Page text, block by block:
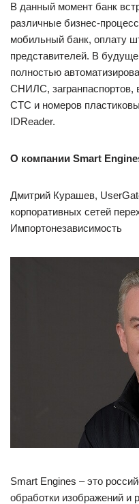
В данный момент банк
различные бизнес-
мобильный банк, оплату
представителей. В
полностью
СНИЛС, загранпаспортов,
СТС и номеров
IDReader.
О компании Smart
Дмитрий Курашев,
корпоративных сетей
Импортонезависимость
Smart Engines – это
обработки изображений и